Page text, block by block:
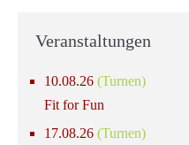
Veranstaltungen
10.08.26 (Turnen)
Fit for Fun
17.08.26 (Turnen)